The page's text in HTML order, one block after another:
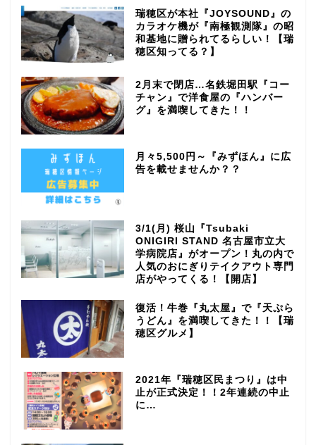
瑞穂区が本社『JOYSOUND』の
カラオケ機が『南極観測隊』の昭
和基地に贈られてるらしい！【瑞
穂区知ってる？】
2月末で閉店…名鉄堀田駅『コー
チャン』で洋食屋の『ハンバー
グ』を満喫してきた！！
月々5,500円～『みずほん』に広
告を載せませんか？？
3/1(月) 桜山『Tsubaki
ONIGIRI STAND 名古屋市立大
学病院店』がオープン！丸の内で
人気のおにぎりテイクアウト専門
店がやってくる！【開店】
復活！牛巻『丸太屋』で『天ぷら
うどん』を満喫してきた！！【瑞
穂区グルメ】
2021年『瑞穂区民まつり』は中
止が正式決定！！2年連続の中止
に…